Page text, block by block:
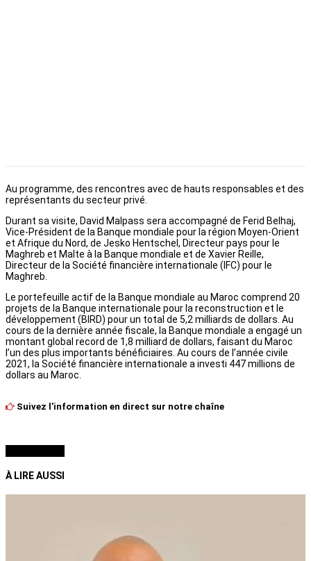
Au programme, des rencontres avec de hauts responsables et des
représentants du secteur privé.
Durant sa visite, David Malpass sera accompagné de Ferid Belhaj,
Vice-Président de la Banque mondiale pour la région Moyen-Orient
et Afrique du Nord, de Jesko Hentschel, Directeur pays pour le
Maghreb et Malte à la Banque mondiale et de Xavier Reille,
Directeur de la Société financière internationale (IFC) pour le
Maghreb.
Le portefeuille actif de la Banque mondiale au Maroc comprend 20
projets de la Banque internationale pour la reconstruction et le
développement (BIRD) pour un total de 5,2 milliards de dollars. Au
cours de la dernière année fiscale, la Banque mondiale a engagé un
montant global record de 1,8 milliard de dollars, faisant du Maroc
l’un des plus importants bénéficiaires. Au cours de l’année civile
2021, la Société financière internationale a investi 447 millions de
dollars au Maroc.
Suivez l'information en direct sur notre chaîne
À LIRE AUSSI